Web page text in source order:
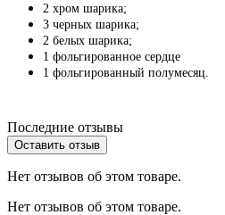
2 хром шарика;
3 черных шарика;
2 белых шарика;
1 фольгированное сердце
1 фольгированный полумесяц.
Последние отзывы
Оставить отзыв
Нет отзывов об этом товаре.
Нет отзывов об этом товаре.